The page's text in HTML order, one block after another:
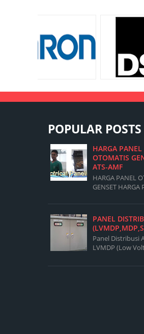
POPULAR POSTS
HARGA PANEL
OTOMATIS
ATS-AMF
HARGA PANEL
GENSET HARGA
PANEL AMF
Box Panel 700 X
Magnetic
32A Fuse...
PANEL
Panel Distribusi
LVMDP (Low
Panel Yang